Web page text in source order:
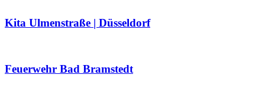
Kita Ulmenstraße | Düsseldorf
Feuerwehr Bad Bramstedt